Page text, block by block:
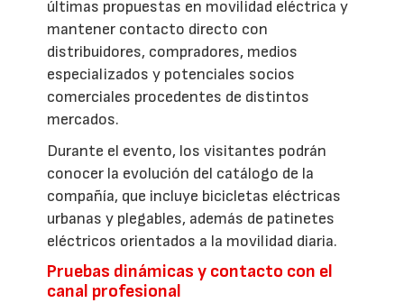
últimas propuestas en movilidad eléctrica y
mantener contacto directo con
distribuidores, compradores, medios
especializados y potenciales socios
comerciales procedentes de distintos
mercados.
Durante el evento, los visitantes podrán
conocer la evolución del catálogo de la
compañía, que incluye bicicletas eléctricas
urbanas y plegables, además de patinetes
eléctricos orientados a la movilidad diaria.
Pruebas dinámicas y contacto con el
canal profesional